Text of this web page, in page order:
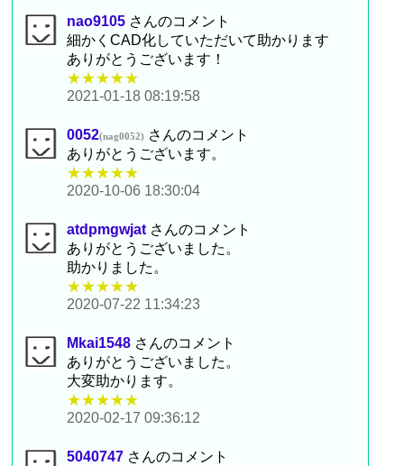
nao9105 さんのコメント
細かくCAD化していただいて助かります
ありがとうございます！
★★★★★
2021-01-18 08:19:58
0052(nag0052) さんのコメント
ありがとうございます。
★★★★★
2020-10-06 18:30:04
atdpmgwjat さんのコメント
ありがとうございました。
助かりました。
★★★★★
2020-07-22 11:34:23
Mkai1548 さんのコメント
ありがとうございました。
大変助かります。
★★★★★
2020-02-17 09:36:12
5040747 さんのコメント